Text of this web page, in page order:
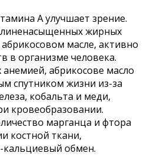
А улучшает зрение.
жирных
масле, активно
в организме человека.
абрикосове масло
спутником жизни из-за
кобальта и меди,
кровеобразовании.
марганца и фтора
костной ткани,
обмен.